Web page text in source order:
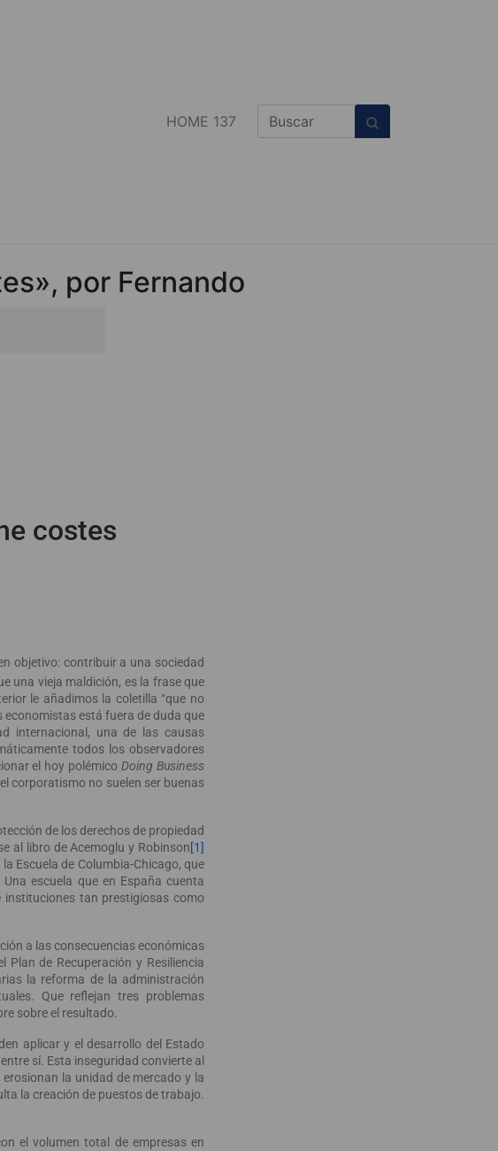
HOME 137
por Fernando
costes
objetivo: contribuir a una sociedad
una vieja maldición, es la frase que
le añadimos la coletilla “que no
está fuera de duda que
internacional, una de las causas
todos los observadores
el hoy polémicoDoing Business
corporatismo no suelen ser buenas
de los derechos de propiedad
al libro de Acemoglu y Robinson[1]
Escuela de Columbia-Chicago, que
escuela que en España cuenta
tan prestigiosas como
a las consecuencias económicas
de Recuperación y Resiliencia
la reforma de la administración
Que reflejan tres problemas
sobre el resultado.
aplicar y el desarrollo del Estado
sí. Esta inseguridad convierte al
la unidad de mercado y la
la creación de puestos de trabajo.
el volumen total de empresas en